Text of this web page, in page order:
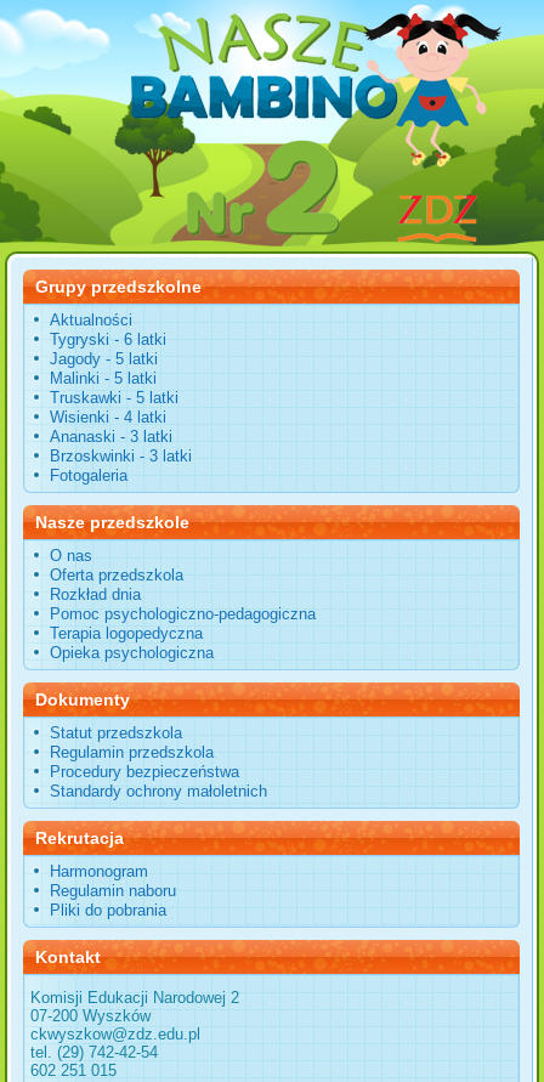
Grupy przedszkolne
Aktualności
Tygryski - 6 latki
Jagody - 5 latki
Malinki - 5 latki
Truskawki - 5 latki
Wisienki - 4 latki
Ananaski - 3 latki
Brzoskwinki - 3 latki
Fotogaleria
Nasze przedszkole
O nas
Oferta przedszkola
Rozkład dnia
Pomoc psychologiczno-pedagogiczna
Terapia logopedyczna
Opieka psychologiczna
Dokumenty
Statut przedszkola
Regulamin przedszkola
Procedury bezpieczeństwa
Standardy ochrony małoletnich
Rekrutacja
Harmonogram
Regulamin naboru
Pliki do pobrania
Kontakt
Komisji Edukacji Narodowej 2
07-200 Wyszków
ckwyszkow@zdz.edu.pl
tel. (29) 742-42-54
602 251 015